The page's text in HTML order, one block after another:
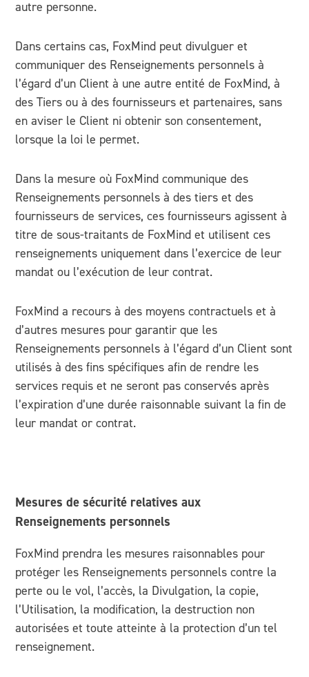
autre personne.
Dans certains cas, FoxMind peut divulguer et
communiquer des Renseignements personnels à
l’égard d’un Client à une autre entité de FoxMind, à
des Tiers ou à des fournisseurs et partenaires, sans
en aviser le Client ni obtenir son consentement,
lorsque la loi le permet.
Dans la mesure où FoxMind communique des
Renseignements personnels à des tiers et des
fournisseurs de services, ces fournisseurs agissent à
titre de sous-traitants de FoxMind et utilisent ces
renseignements uniquement dans l’exercice de leur
mandat ou l’exécution de leur contrat.
FoxMind a recours à des moyens contractuels et à
d’autres mesures pour garantir que les
Renseignements personnels à l’égard d’un Client sont
utilisés à des fins spécifiques afin de rendre les
services requis et ne seront pas conservés après
l’expiration d’une durée raisonnable suivant la fin de
leur mandat or contrat.
Mesures de sécurité relatives aux
Renseignements personnels
FoxMind prendra les mesures raisonnables pour
protéger les Renseignements personnels contre la
perte ou le vol, l’accès, la Divulgation, la copie,
l’Utilisation, la modification, la destruction non
autorisées et toute atteinte à la protection d’un tel
renseignement.